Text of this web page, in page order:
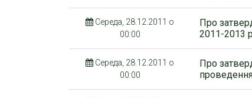
Середа, 28.12.2011 о
00:00
Про
2011-2013
Середа, 28.12.2011 о
00:00
Про